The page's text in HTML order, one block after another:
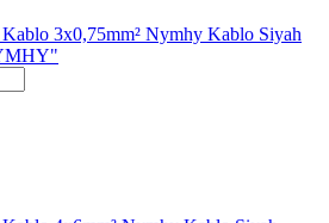
3x0,75mm² Nymhy Kablo Siyah